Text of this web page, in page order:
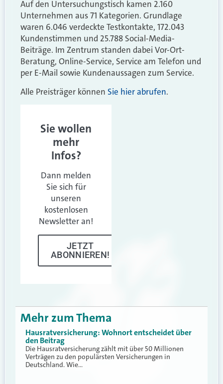
Auf den Untersuchungstisch kamen 2.160
Unternehmen aus 71 Kategorien. Grundlage
waren 6.046 verdeckte Testkontakte, 172.043
Kundenstimmen und 25.788 Social-Media-
Beiträge. Im Zentrum standen dabei Vor-Ort-
Beratung, Online-Service, Service am Telefon und
per E-Mail sowie Kundenaussagen zum Service.
Alle Preisträger können Sie hier abrufen.
Sie wollen
mehr
Infos?
Dann melden
Sie sich für
unseren
kostenlosen
Newsletter an!
JETZT
ABONNIEREN!
Mehr zum Thema
Hausratversicherung: Wohnort entscheidet über
den Beitrag
Die Hausratversicherung zählt mit über 50 Millionen
Verträgen zu den populärsten Versicherungen in
Deutschland. Wie…